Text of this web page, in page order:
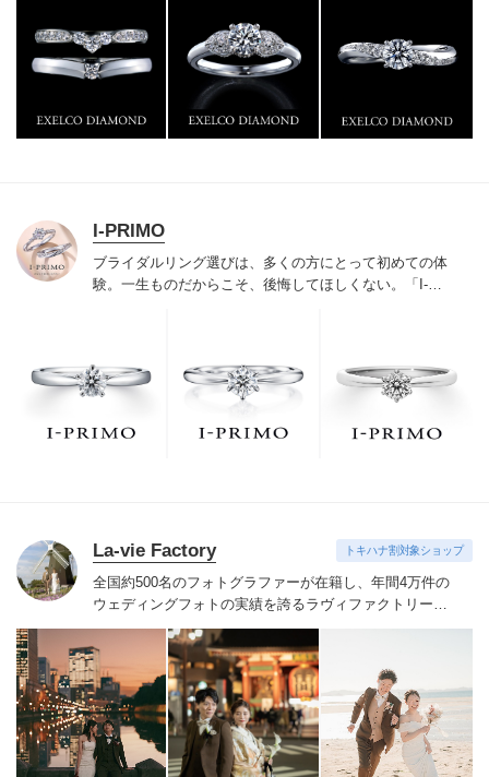
門店としてリングのデザインや品質にもこだわっていま
す。おふたりに本物の輝きを一生身に着けていただきた
い想いで「ヴァージン・ダイヤモンド」「ハードプラチ
ナ」「保証内容」にこだわっています。
I-PRIMO
ブライダルリング選びは、多くの方にとって初めての体
験。一生ものだからこそ、後悔してほしくない。「I-
でお待ちしております。リング選びの最初の一歩をご一
緒に。まずは、アイプリモへ。
La-vie Factory トキハナ割対象ショップ
全国約500名のフォトグラファーが在籍し、年間4万件の
ウェディングフォトの実績を誇るラヴィファクトリー。
技術だけでなく、おふたりの気持ちに寄りそい素敵な表
情を引き出すハートのあるフォトグラファーたち。お好
みのフォトグラファーをご指名いただけます。季節を感
じる場所や開放感のあるロケーション、普段の服装でい
つもの二人の姿を思い出の場所、ヘアメイクや衣装など
が揃ったスタジオ、フィレンツェやパリ・ニューヨー
ク・ハワイ・グアムなど世界中の好きな国、こだわって